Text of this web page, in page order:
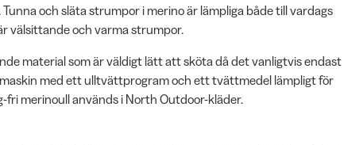
och släta strumpor i merino är lämpliga både till vardags
välsittande och varma strumpor.
material som är väldigt lätt att sköta då det vanligtvis endast
med ett ulltvättprogram och ett tvättmedel lämpligt för
merinoull används i North Outdoor-kläder.